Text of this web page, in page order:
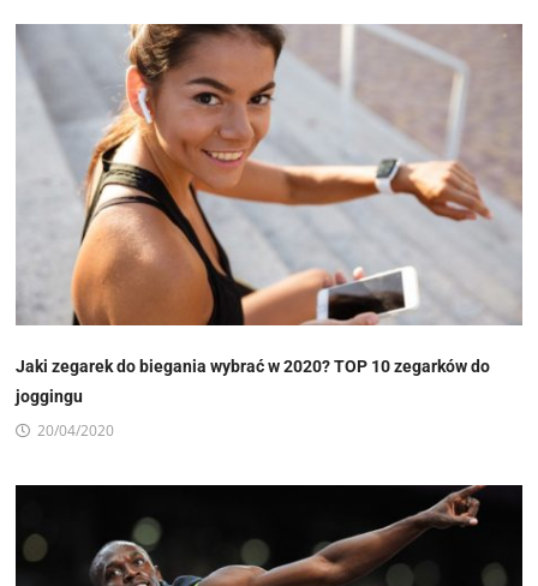
Jaki zegarek do biegania wybrać w 2020? TOP 10 zegarków do
joggingu
20/04/2020